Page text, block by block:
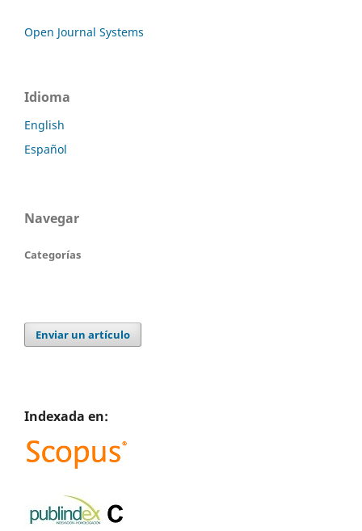
Open Journal Systems
Idioma
English
Español
Navegar
Categorías
Enviar un artículo
Indexada en: